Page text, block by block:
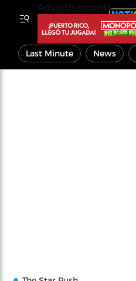
Last Minute News
Advertisements